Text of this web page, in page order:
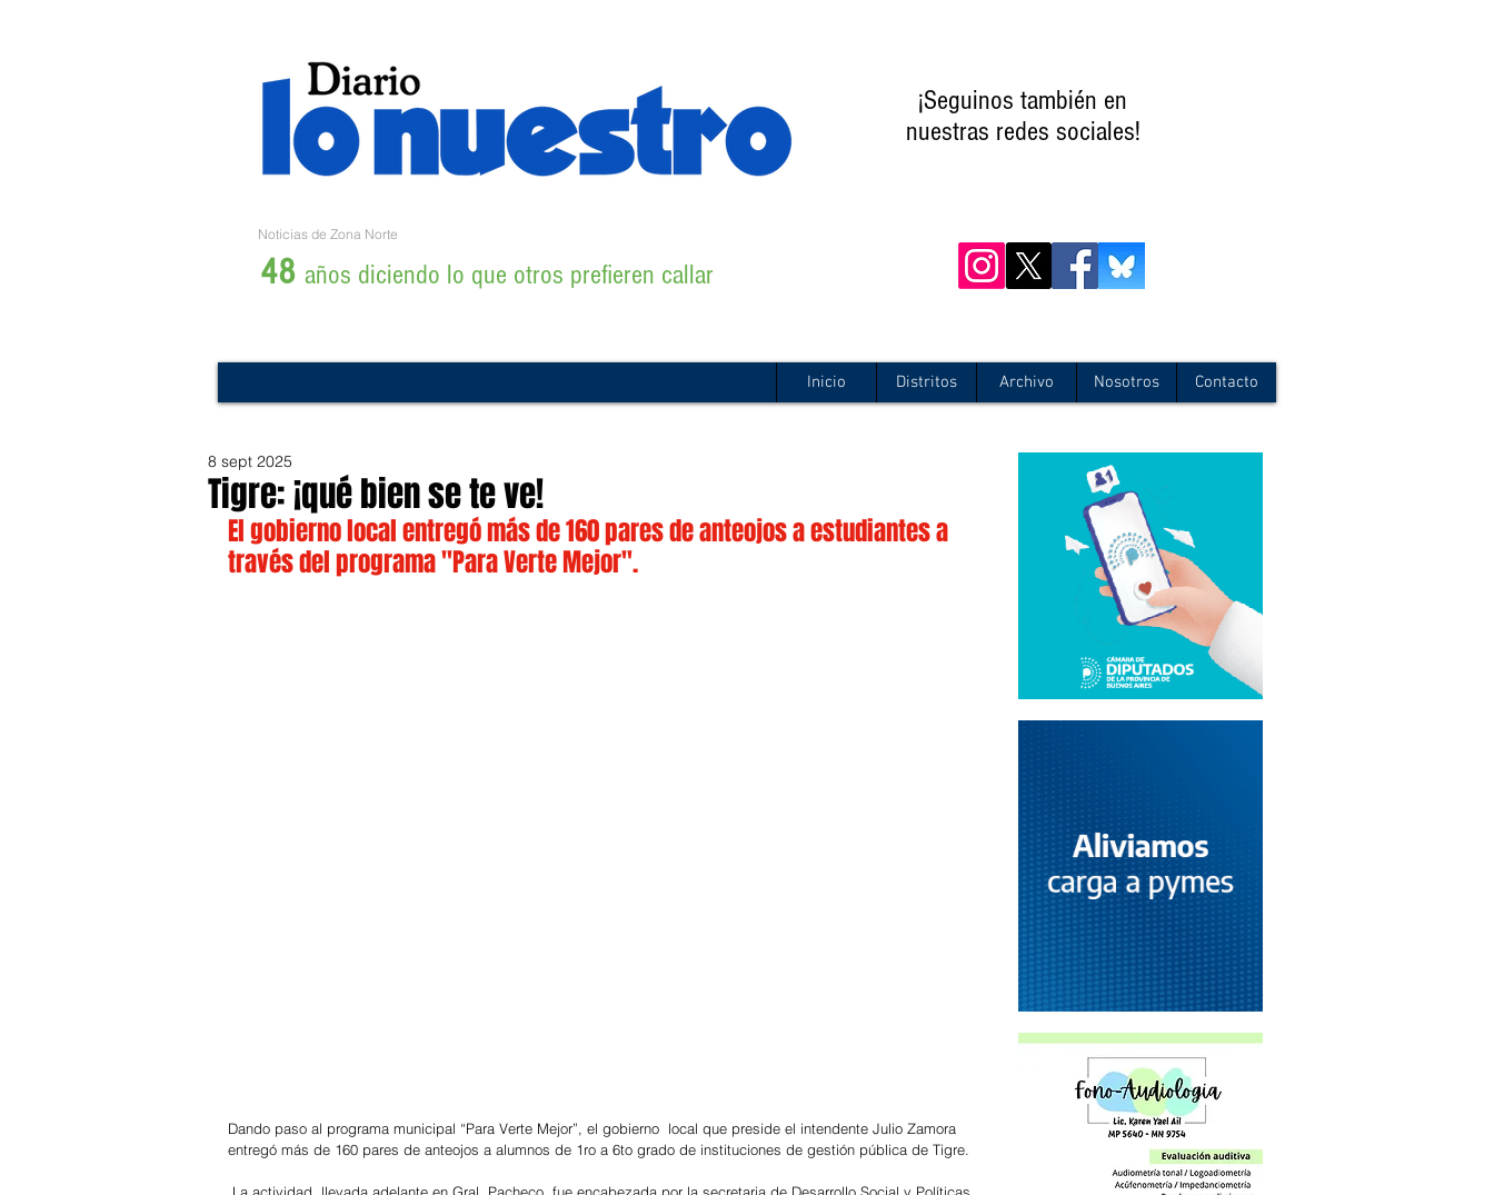
¡Seguinos también en
nuestras redes sociales!
Noticias de Zona Norte
48 años diciendo lo que otros prefieren callar
Inicio Distritos Archivo Nosotros Contacto
Tigre: ¡qué bien se te ve!
8 sept 2025
El gobierno local entregó más de 160 pares de anteojos a estudiantes a
través del programa "Para Verte Mejor".
Dando paso al programa municipal “Para Verte Mejor”, el gobierno  local que preside el intendente Julio Zamora
entregó más de 160 pares de anteojos a alumnos de 1ro a 6to grado de instituciones de gestión pública de Tigre.